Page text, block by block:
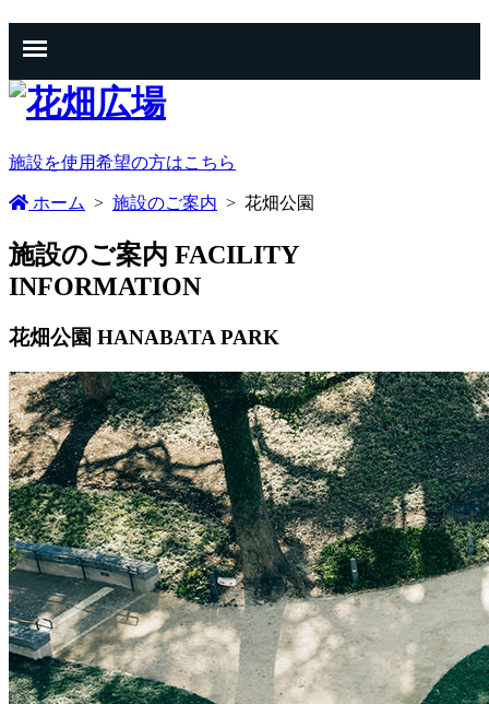
施設を使用希望の方はこちら
ホーム > 施設のご案内 > 花畑公園
施設のご案内 FACILITY
INFORMATION
花畑公園 HANABATA PARK